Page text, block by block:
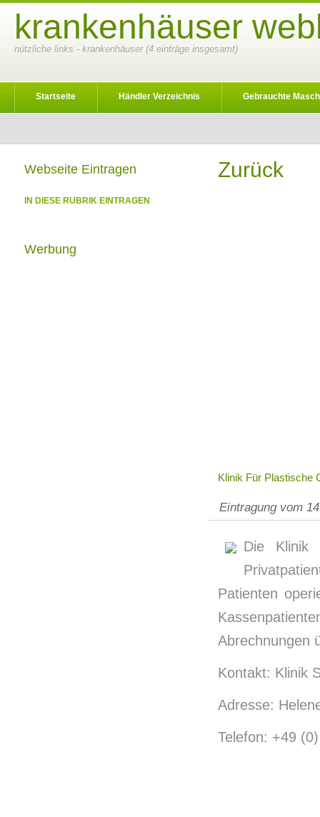
krankenhäuser
nützliche links - krankenhäuser (4 einträge insgesamt)
Startseite Händler Verzeichnis Gebrauchte
Zurück
Klinik Für Plastische
Eintragung vom
Die Klinik
Patienten
Abrechnungen
Kontakt: Klinik
Adresse:
Telefon: +49
Webseite Eintragen
IN DIESE RUBRIK EINTRAGEN
Werbung